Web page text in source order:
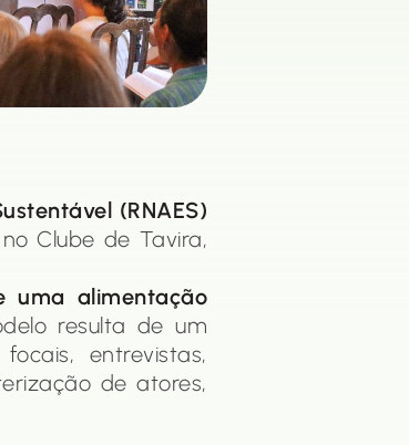
(RNAES)
Clube de Tavira,
uma alimentação
resulta de um
entrevistas,
de atores,